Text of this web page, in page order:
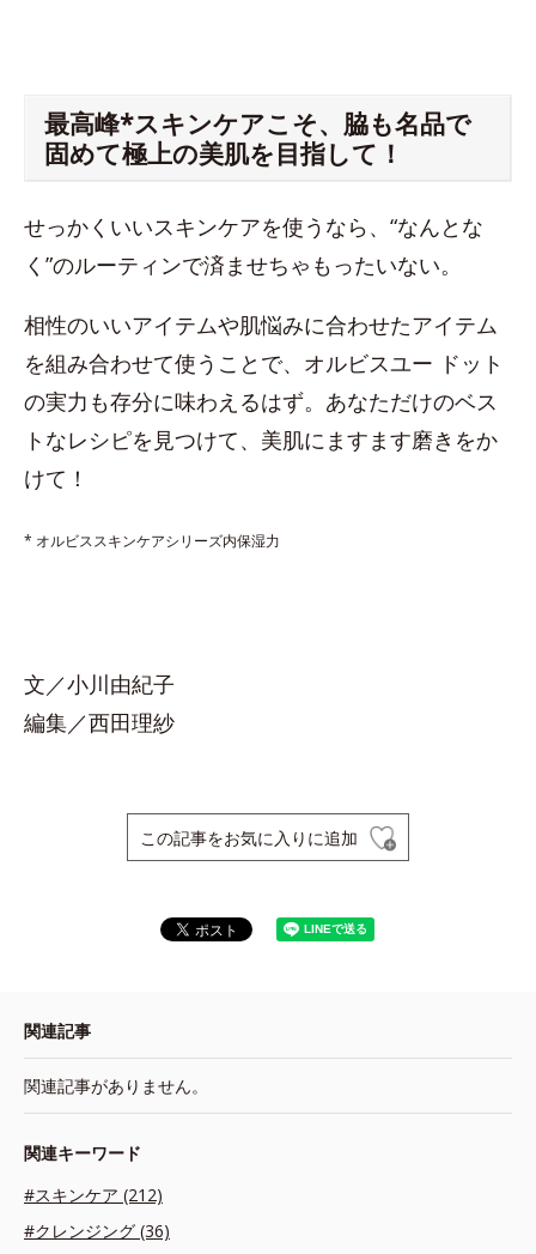
最高峰*スキンケアこそ、脇も名品で
固めて極上の美肌を目指して！
せっかくいいスキンケアを使うなら、“なんとな
く”のルーティンで済ませちゃもったいない。
相性のいいアイテムや肌悩みに合わせたアイテム
を組み合わせて使うことで、オルビスユー ドット
の実力も存分に味わえるはず。あなただけのベス
トなレシピを見つけて、美肌にますます磨きをか
けて！
* オルビススキンケアシリーズ内保湿力
文／小川由紀子
編集／西田理紗
この記事をお気に入りに追加
関連記事
関連記事がありません。
関連キーワード
#スキンケア (212)
#クレンジング (36)